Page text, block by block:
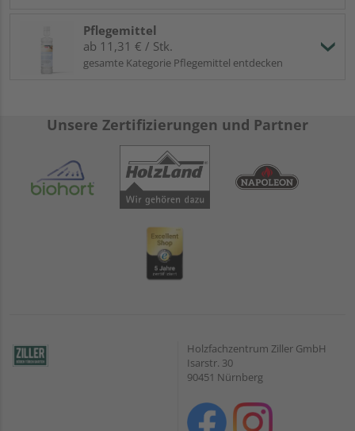
Pflegemittel
ab 11,31 € / Stk.
gesamte Kategorie Pflegemittel entdecken
Unsere Zertifizierungen und Partner
Holzfachzentrum Ziller GmbH
Isarstr. 30
90451 Nürnberg